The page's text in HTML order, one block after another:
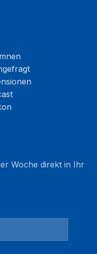
Woche direkt in Ihr